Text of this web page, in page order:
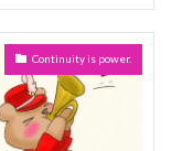
Continuity is power.